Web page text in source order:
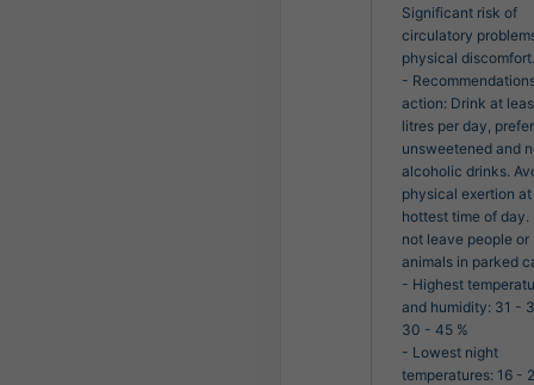
Significant risk of
circulatory
physical discomfort.
-
action: Drink at
litres per day,
unsweetened and
alcoholic drinks.
physical exertion
hottest time of day.
not leave people or
animals in parked
- Highest
and humidity: 31 -
30 - 45 %
- Lowest night
temperatures: 16 -